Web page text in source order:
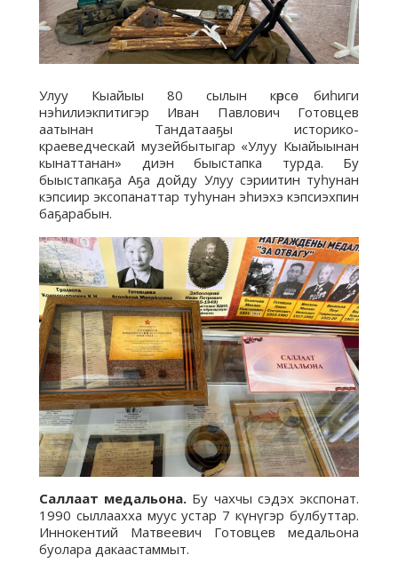
Улуу Кыайыы 80 сылын көрсө биһиги
нэһилиэкпитигэр Иван Павлович Готовцев
аатынан Тандатааҕы историко-
краеведческай музейбытыгар «Улуу Кыайыынан
кынаттанан» диэн быыстапка турда. Бу
быыстапкаҕа Аҕа дойду Улуу сэриитин туһунан
кэпсиир эксопанаттар туһунан эһиэхэ кэпсиэхпин
баҕарабын.
Саллаат медальона. Бу чахчы сэдэх экспонат.
1990 сыллаахха муус устар 7 күнүгэр булбуттар.
Иннокентий Матвеевич Готовцев медальона
буолара дакаастаммыт.